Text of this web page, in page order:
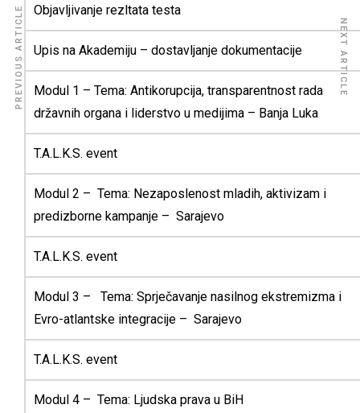
Objavljivanje rezltata testa
Upis na Akademiju – dostavljanje dokumentacije
Modul 1 – Tema: Antikorupcija, transparentnost rada
državnih organa i liderstvo u medijima – Banja Luka
T.A.L.K.S. event
Modul 2 – Tema: Nezaposlenost mladih, aktivizam i
predizborne kampanje – Sarajevo
T.A.L.K.S. event
Modul 3 – Tema: Sprječavanje nasilnog ekstremizma i
Evro-atlantske integracije – Sarajevo
T.A.L.K.S. event
Modul 4 – Tema: Ljudska prava u BiH
PREVIOUS ARTICLE NEXT ARTICLE